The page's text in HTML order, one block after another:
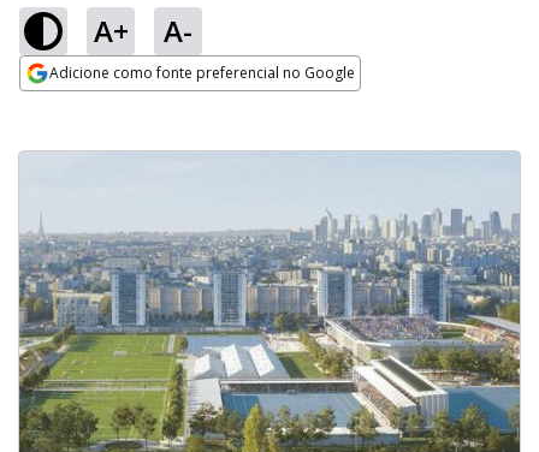
A+ A-
Adicione como fonte preferencial no Google